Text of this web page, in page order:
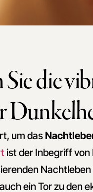
die
um das
ist der Inbegriff
Nachtleben
ein Tor zu den